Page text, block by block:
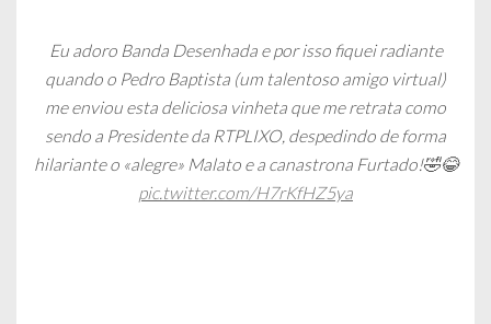
Eu adoro Banda Desenhada e por isso fiquei radiante
quando o Pedro Baptista (um talentoso amigo virtual)
me enviou esta deliciosa vinheta que me retrata como
sendo a Presidente da RTPLIXO, despedindo de forma
hilariante o «alegre» Malato e a canastrona Furtado!🤣😂
pic.twitter.com/H7rKfHZ5ya